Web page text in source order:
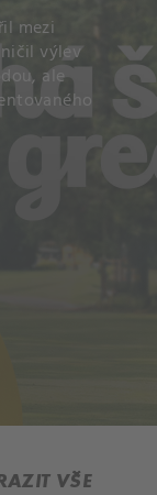
mezi
výlev
ale
VŠE